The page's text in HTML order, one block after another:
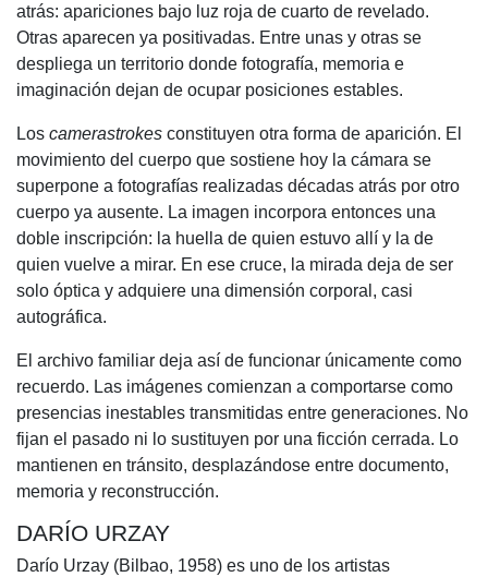
atrás: apariciones bajo luz roja de cuarto de revelado.
Otras aparecen ya positivadas. Entre unas y otras se
despliega un territorio donde fotografía, memoria e
imaginación dejan de ocupar posiciones estables.
Los camerastrokes constituyen otra forma de aparición. El
movimiento del cuerpo que sostiene hoy la cámara se
superpone a fotografías realizadas décadas atrás por otro
cuerpo ya ausente. La imagen incorpora entonces una
doble inscripción: la huella de quien estuvo allí y la de
quien vuelve a mirar. En ese cruce, la mirada deja de ser
solo óptica y adquiere una dimensión corporal, casi
autográfica.
El archivo familiar deja así de funcionar únicamente como
recuerdo. Las imágenes comienzan a comportarse como
presencias inestables transmitidas entre generaciones. No
fijan el pasado ni lo sustituyen por una ficción cerrada. Lo
mantienen en tránsito, desplazándose entre documento,
memoria y reconstrucción.
DARÍO URZAY
Darío Urzay (Bilbao, 1958) es uno de los artistas